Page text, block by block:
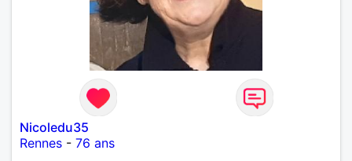
Nicoledu35
Rennes - 76 ans